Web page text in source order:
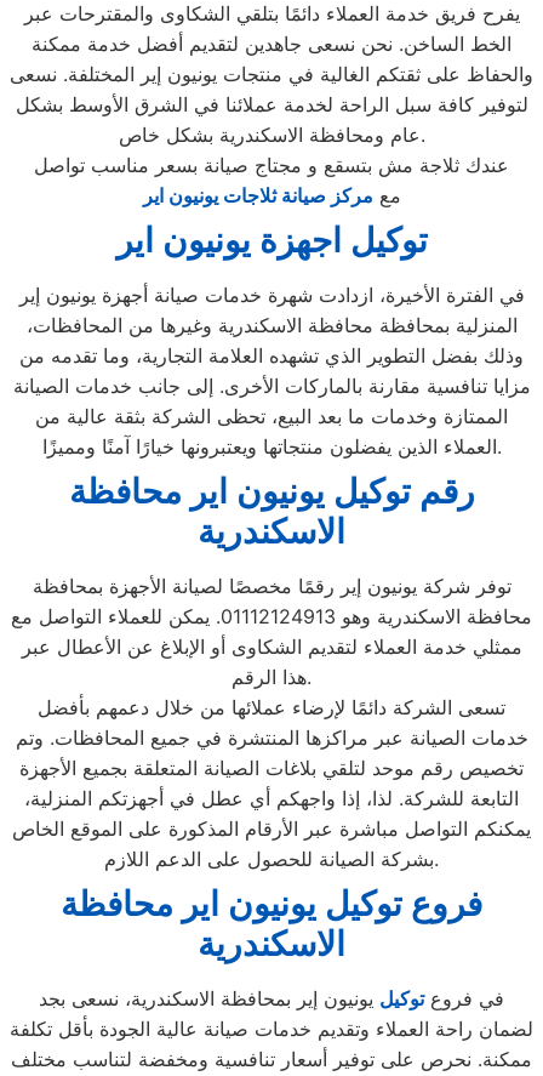
يفرح فريق خدمة العملاء دائمًا بتلقي الشكاوى والمقترحات عبر
الخط الساخن. نحن نسعى جاهدين لتقديم أفضل خدمة ممكنة
والحفاظ على ثقتكم الغالية في منتجات يونيون إير المختلفة. نسعى
لتوفير كافة سبل الراحة لخدمة عملائنا في الشرق الأوسط بشكل
عام ومحافظة الاسكندرية بشكل خاص.
عندك ثلاجة مش بتسقع و مجتاج صيانة بسعر مناسب تواصل
مع مركز صيانة ثلاجات يونيون اير
توكيل اجهزة يونيون اير
في الفترة الأخيرة، ازدادت شهرة خدمات صيانة أجهزة يونيون إير
المنزلية بمحافظة محافظة الاسكندرية وغيرها من المحافظات،
وذلك بفضل التطوير الذي تشهده العلامة التجارية، وما تقدمه من
مزايا تنافسية مقارنة بالماركات الأخرى. إلى جانب خدمات الصيانة
الممتازة وخدمات ما بعد البيع، تحظى الشركة بثقة عالية من
العملاء الذين يفضلون منتجاتها ويعتبرونها خيارًا آمنًا ومميزًا.
رقم توكيل يونيون اير محافظة
الاسكندرية
توفر شركة يونيون إير رقمًا مخصصًا لصيانة الأجهزة بمحافظة
محافظة الاسكندرية وهو 01112124913. يمكن للعملاء التواصل مع
ممثلي خدمة العملاء لتقديم الشكاوى أو الإبلاغ عن الأعطال عبر
هذا الرقم.
تسعى الشركة دائمًا لإرضاء عملائها من خلال دعمهم بأفضل
خدمات الصيانة عبر مراكزها المنتشرة في جميع المحافظات. وتم
تخصيص رقم موحد لتلقي بلاغات الصيانة المتعلقة بجميع الأجهزة
التابعة للشركة. لذا، إذا واجهكم أي عطل في أجهزتكم المنزلية،
يمكنكم التواصل مباشرة عبر الأرقام المذكورة على الموقع الخاص
بشركة الصيانة للحصول على الدعم اللازم.
فروع توكيل يونيون اير محافظة
الاسكندرية
في فروعتوكيل يونيون إير بمحافظة الاسكندرية، نسعى بجد
لضمان راحة العملاء وتقديم خدمات صيانة عالية الجودة بأقل تكلفة
ممكنة. نحرص على توفير أسعار تنافسية ومخفضة لتناسب مختلف